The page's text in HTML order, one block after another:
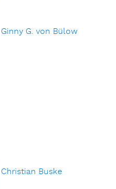
Ginny G. von Bülow
Christian Buske